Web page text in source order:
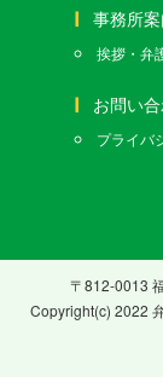
事務所
挨拶・弁
お問い
プライバ
〒812-0013
Copyright(c) 2022